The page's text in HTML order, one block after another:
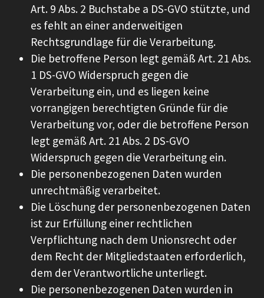
Art. 9 Abs. 2 Buchstabe a DS-GVO stützte, und
es fehlt an einer anderweitigen
Rechtsgrundlage für die Verarbeitung.
Die betroffene Person legt gemäß Art. 21 Abs.
1 DS-GVO Widerspruch gegen die
Verarbeitung ein, und es liegen keine
vorrangigen berechtigten Gründe für die
Verarbeitung vor, oder die betroffene Person
legt gemäß Art. 21 Abs. 2 DS-GVO
Widerspruch gegen die Verarbeitung ein.
Die personenbezogenen Daten wurden
unrechtmäßig verarbeitet.
Die Löschung der personenbezogenen Daten
ist zur Erfüllung einer rechtlichen
Verpflichtung nach dem Unionsrecht oder
dem Recht der Mitgliedstaaten erforderlich,
dem der Verantwortliche unterliegt.
Die personenbezogenen Daten wurden in